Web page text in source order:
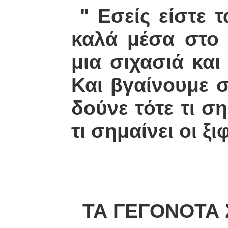
" Εσείς είστε
καλά μέσα στο
μια σιχασιά
Και βγαίνουμε
δούνε τότε τι
τι σημαίνει οι
ΤΑ ΓΕΓΟΝΟΤΑ